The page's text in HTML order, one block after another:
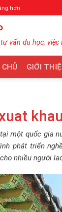
hơn
vấn du học, việc
GIỚI
một quốc gia
phát triển
nhiều người